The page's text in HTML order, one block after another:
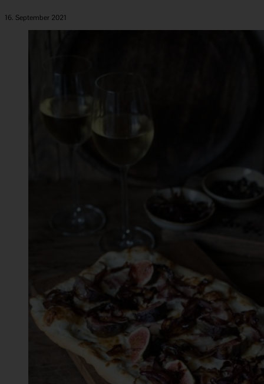
16. September 2021